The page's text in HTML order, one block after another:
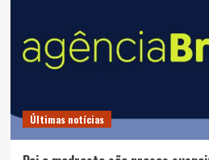
Últimas notícias